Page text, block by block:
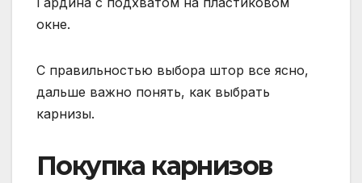
окне.
С правильностью выбора штор все ясно,
дальше важно понять, как выбрать
карнизы.
Покупка карнизов